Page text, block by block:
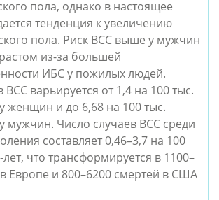
пола, однако в настоящее
тенденция к увеличению
пола. Риск ВСС выше у мужчин
из-за большей
ИБС у пожилых людей.
ВСС варьируется от 1,4 на 100 тыс.
женщин и до 6,68 на 100 тыс.
мужчин. Число случаев ВСС среди
составляет 0,46–3,7 на 100
что трансформируется в 1100–
Европе и 800–6200 смертей в США